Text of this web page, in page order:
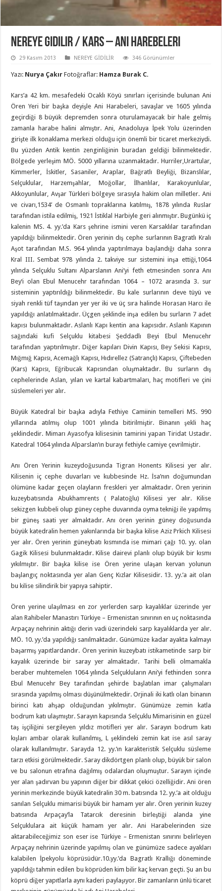
Nereye Gidilir / Kars – Ani Harebeleri
29 Kasım 2013 NEREYE GİDİLİR 346 Görünümler
Yazı: Nurya ÇakırFotoğraflar: Hamza Burak C.
Kars’a 42 km. mesafedeki Ocaklı Köyü sınırları içerisinde bulunan Ani
Ören Yeri bir başka deyişle Ani Harabeleri, savaşlar ve 1605 yılında
geçirdiği 8 büyük depremden sonra oturulamayacak bir hale gelmiş
zamanla harabe halini almıştır. Ani, Anadoluya İpek Yolu üzerinden
girişte ilk konaklama merkezi olduğu için önemli bir ticaret merkeziydi.
Bu yüzden Antik kentin zenginliğinin buradan geldiği bilinmektedir.
Bölgede yerleşim MÖ. 5000 yıllarına uzanmaktadır. Hurriler,Urartular,
Kimmerler, İskitler, Sasaniler, Araplar, Bağratlı Beyliği, Bizanslılar,
Selçuklular, Harzemşahlar, Moğollar, İlhanlılar, Karakoyunlular,
Akkoyunlular, Avşar Türkleri bölgeye sırasıyla hakim olan milletler. Ani
ve civarı,1534’ de Osmanlı topraklarına katılmış, 1878 yılında Ruslar
tarafından istila edilmiş, 1921 İstiklal Harbiyle geri alınmıştır. Bugünkü iç
kalenin MS. 4. yy.’da Kars şehrine ismini veren Karsaklılar tarafından
yapıldığı bilinmektedir. Ören yerinin dış cephe surlarının Bagratlı Kralı
Aşot tarafından M.S. 964 yılında yaptırılmaya başlandığı daha sonra
Kral III. Sembat 978 yılında 2. takviye sur sistemini inşa ettiği,1064
yılında Selçuklu Sultanı Alparslanın Ani’yi feth etmesinden sonra Anı
Bey’i olan Ebul Menucehr tarafından 1064 – 1072 arasında 3. sur
sisteminin yaptırıldığı bilinmektedir. Bu kale surlarının deve tüyü ve
siyah renkli tüf taşından yer yer iki ve üç sıra halinde Horasan Harcı ile
yapıldığı anlatılmaktadır. Üçgen şeklinde inşa edilen bu surların 7 adet
kapısı bulunmaktadır. Aslanlı Kapı kentin ana kapısıdır. Aslanlı Kapının
sağındaki kufi Selçuklu kitabesi Şeddadlı Beyi Ebul Menucehr
tarafından yaptırılmıştır. Diğer kapıları Divin Kapısı, Bey Sekisi Kapısı,
Mığmığ Kapısı, Acemağlı Kapısı, Hıdırellez (Satrançlı) Kapısı, Çiftebeden
(Kars) Kapısı, Eğribucak Kapısından oluşmaktadır. Bu surların dış
cephelerinde Aslan, yılan ve kartal kabartmaları, haç motifleri ve çini
süslemeleri yer alır.
Büyük Katedral bir başka adıyla Fethiye Camiinin temelleri MS. 990
yıllarında atılmış olup 1001 yılında bitirilmiştir. Binanın şekli haç
şeklindedir. Mimarı Ayasofya kilisesinin tamirini yapan Tiridat Ustadır.
Katedral 1064 yılında Alparslan’ın burayı fethiyle camiye çevrilmiştir.
Anı Ören Yerinin kuzeydoğusunda Tigran Honents Kilisesi yer alır.
Kilisenin iç cephe duvarları ve kubbesinde Hz. İsa’nın doğumundan
ölümüne kadar geçen olayların freskleri yer almaktadır. Ören yerinin
kuzeybatısında Abukhamrents ( Palatoğlu) Kilisesi yer alır. Kilise
sekizgen kubbeli olup güney cephe duvarında oyma tekniği ile yapılmış
bir güneş saati yer almaktadır. Anı ören yerinin güney doğusunda
büyük katedralin hemen yakınlarında bir başka kilise Aziz Prkich Kilisesi
yer alır. Ören yerinin güneybatı kısmında ise mimari çağı 10. yy. olan
Gagik Kilisesi bulunmaktadır. Kilise dairevi planlı olup büyük bir kısmı
yıkılmıştır. Bir başka kilise ise Ören yerine ulaşan kervan yolunun
başlangıç noktasında yer alan Genç Kızlar Kilisesidir. 13. yy.’a ait olan
bu kilise silindirik bir yapıya sahiptir.
Ören yerine ulaşılması en zor yerlerden sarp kayalıklar üzerinde yer
alan Rahibeler Manastırı Türkiye – Ermenistan sınırının en uç noktasında
Arpaçay nehrinin aktığı derin vadi üzerindeki sarp kayalıklarda yer alır.
MÖ. 10. yy.’da yapıldığı sanılmaktadır. Günümüze kadar ayakta kalmayı
başarmış yapıtlardandır. Ören yerinin kuzeybatı istikametinde sarp bir
kayalık üzerinde bir saray yer almaktadır. Tarihi belli olmamakla
beraber muhtemelen 1064 yılında Selçukluların Ani’yi fethinden sonra
Ebul Menucehr Bey tarafından şehirde başlatılan imar çalışmaları
sırasında yapılmış olması düşünülmektedir. Orjinali iki katlı olan binanın
birinci katı ahşap olduğundan yıkılmıştır. Günümüze zemin katla
bodrum katı ulaşmıştır. Sarayın kapısında Selçuklu Mimarisinin en güzel
taş işçiliğini sergileyen yıldız motifleri yer alır. Sarayın bodrum katı
kışları ambar olarak kullanılmış, L şeklindeki zemin kat ise asıl saray
olarak kullanılmıştır. Sarayda 12. yy.’ın karakteristik Selçuklu süsleme
tarzı etkisi görülmektedir. Saray dikdörtgen planlı olup, büyük bir salon
ve bu salonun etrafına dağılmış odalardan oluşmuştur. Sarayın içinde
yer alan şadırvan bu yapının diğer bir dikkat çekici özelliğidir. Ani ören
yerinin merkezinde büyük katedralin 30 m. batısında 12. yy.’a ait olduğu
sanılan Selçuklu mimarisi büyük bir hamam yer alır. Ören yerinin kuzey
batısında Arpaçay’la Tatarcık deresinin birleştiği alanda yine
Selçuklulara ait küçük hamam yer alır. Ani Harabelerinden size
aktarabileceğimiz son eser ise Türkiye – Ermenistan sınırını belirleyen
Arpaçay nehrinin üzerinde yapılmış olan ve günümüze sadece ayakları
kalabilen İpekyolu köprüsüdür.10.yy.’da Bagratlı Krallığı döneminde
yapıldığı tahmin edilen bu köprüden kim bilir kaç kervan geçti. Şu an bu
köprü diğer yapıtlarla aynı kaderi paylaşıyor. Bir zamanların ünlü ticaret